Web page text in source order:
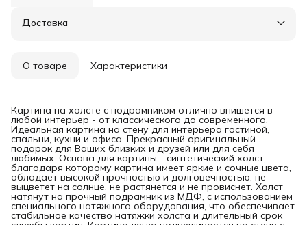
Доставка
О товаре Характеристики
Картина на холсте с подрамником отлично впишется в
любой интерьер - от классического до современного.
Идеальная картина на стену для интерьера гостиной,
спальни, кухни и офиса. Прекрасный оригинальный
подарок для Ваших близких и друзей или для себя
любимых. Основа для картины - синтетический холст,
благодаря которому картина имеет яркие и сочные цвета,
обладает высокой прочностью и долговечностью, не
выцветет на солнце, не растянется и не провиснет. Холст
натянут на прочный подрамник из МДФ, с использованием
специального натяжного оборудования, что обеспечивает
стабильное качество натяжки холста и длительный срок